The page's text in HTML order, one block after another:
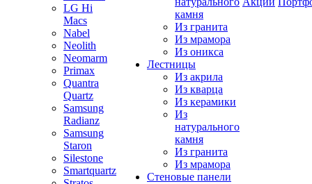
LG Hi
Macs
Nabel
Neolith
Neomarm
Primax
Quantra
Quartz
Samsung
Radianz
Samsung
Staron
Silestone
Smartquartz
камня
Из гранита
Из мрамора
Из оникса
Лестницы
Из акрила
Из кварца
Из керамики
Из
натурального
камня
Из гранита
Из мрамора
Стеновые панели